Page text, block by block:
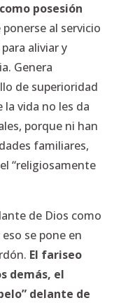
posesión
al servicio
aliviar y
Genera
de superioridad
vida no les da
porque ni han
familiares,
“religiosamente
de Dios como
se pone en
El fariseo
demás, el
delante de